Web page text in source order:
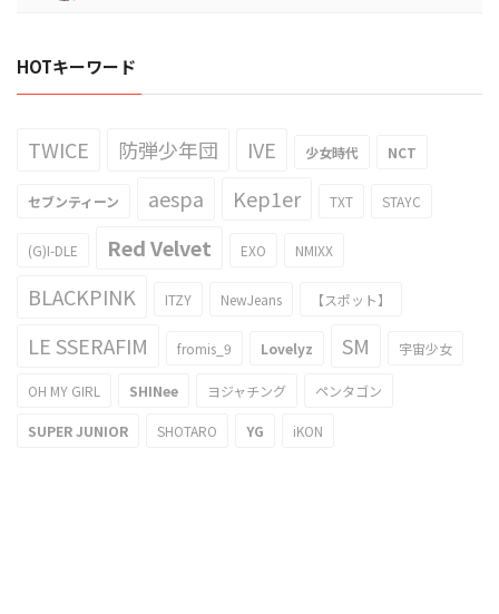
HOTキーワード
TWICE 防弾少年団 IVE 少女時代 NCT
セブンティーン aespa Kep1er TXT STAYC
(G)I-DLE Red Velvet EXO NMIXX
BLACKPINK ITZY NewJeans 【スポット】
LE SSERAFIM fromis_9 Lovelyz SM 宇宙少女
OH MY GIRL SHINee ヨジャチング ペンタゴン
SUPER JUNIOR SHOTARO YG iKON